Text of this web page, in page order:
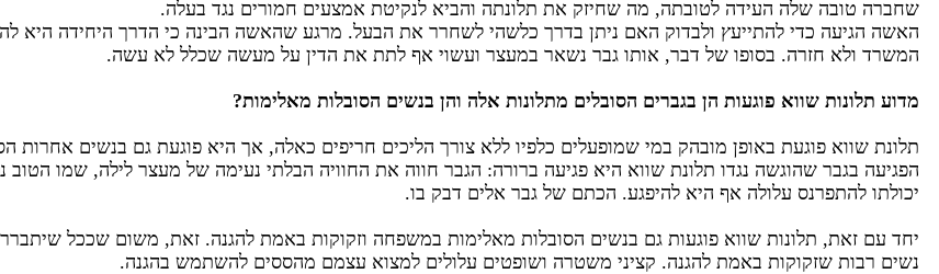
שחברה טובה שלה העידה לטובתה, מה שחיזק את תלונתה והביא לנקיטת אמצעים חמורים נגד בעלה.
האשה הגיעה כדי להתייעץ ולבדוק האם ניתן בדרך כלשהי לשחרר את הבעל. מרגע שהאשה הבינה כי הדרך היחידה היא
המשרד ולא חזרה. בסופו של דבר, אותו גבר נשאר במעצר ועשוי אף לתת את הדין על מעשה שכלל לא עשה.
מדוע תלונות שווא פוגעות הן בגברים הסובלים מתלונות אלה והן בנשים הסובלות מאלימות?
תלונת שווא פוגעת באופן מובהק במי שמופעלים כלפיו ללא צורך הליכים חריפים כאלה, אך היא פוגעת גם בנשים אחרות
הפגיעה בגבר שהוגשה נגדו תלונת שווא היא פגיעה ברורה: הגבר חווה את החוויה הבלתי נעימה של מעצר לילה, שמו
יכולתו להתפרנס עלולה אף היא להיפגע. הכתם של גבר אלים דבק בו.
יחד עם זאת, תלונות שווא פוגעות גם בנשים הסובלות מאלימות במשפחה וזקוקות באמת להגנה. זאת, משום שככל
נשים רבות שזקוקות באמת להגנה. קציני משטרה ושופטים עלולים למצוא עצמם מהססים להשתמש בהגנה.